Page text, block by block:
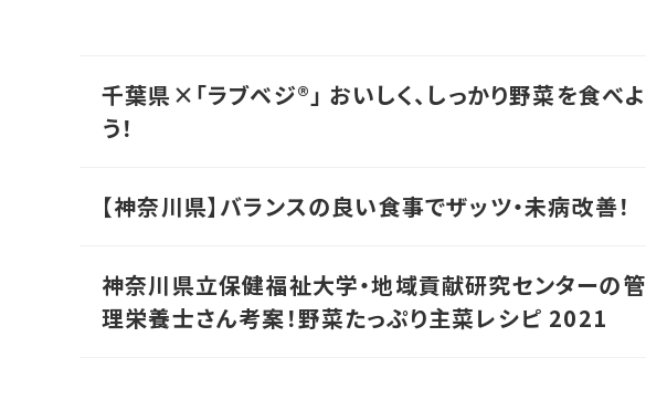
千葉県×「ラブベジ®」 おいしく、しっかり野菜を食べよ
う！
【神奈川県】バランスの良い食事でザッツ・未病改善！
神奈川県立保健福祉大学・地域貢献研究センターの管
理栄養士さん考案！野菜たっぷり主菜レシピ 2021